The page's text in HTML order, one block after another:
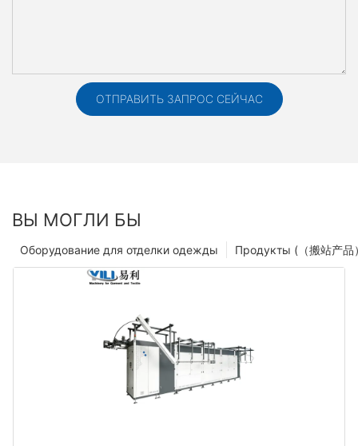
ОТПРАВИТЬ ЗАПРОС СЕЙЧАС
ВЫ МОГЛИ БЫ
Продукты (（搬站产品
Оборудование для отделки одежды